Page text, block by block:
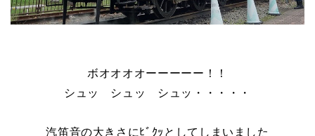
ボオオオオーーーーー！！
シュッ シュッ シュッ・・・・・
汽笛音の大きさにﾋﾞｸｯとしてしまいました